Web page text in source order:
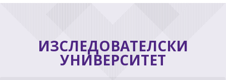
ИЗСЛЕДОВАТЕЛСКИ
УНИВЕРСИТЕТ